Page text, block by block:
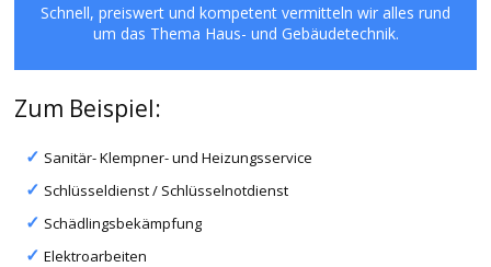
Schnell, preiswert und kompetent vermitteln wir alles rund
um das Thema Haus- und Gebäudetechnik.
Zum Beispiel:
Sanitär- Klempner- und Heizungsservice
Schlüsseldienst / Schlüsselnotdienst
Schädlingsbekämpfung
Elektroarbeiten